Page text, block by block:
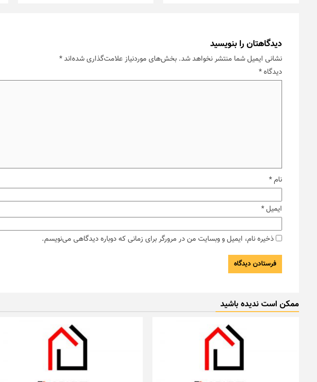
دیدگاهتان را بنویسید
نشانی ایمیل شما منتشر نخواهد شد. بخش‌های موردنیاز علامت‌گذاری شده‌اند*
دیدگاه*
نام*
ایمیل*
ذخیره نام، ایمیل و وبسایت من در مرورگر برای زمانی که دوباره دیدگاهی می‌نویسم.
ممکن است ندیده باشید